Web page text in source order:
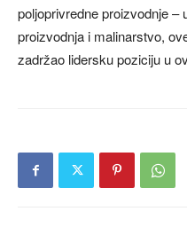
poljoprivredne proizvodnje –
proizvodnja i malinarstvo,
zadržao lidersku poziciju u